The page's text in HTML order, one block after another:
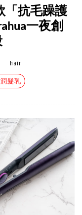
「抗毛躁護
一夜創
hair
髮乳